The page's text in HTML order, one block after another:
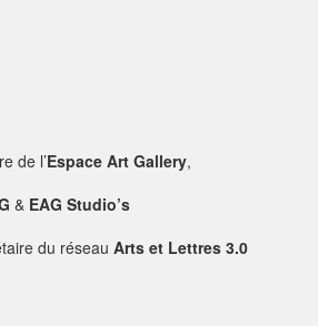
de l’Espace Art Gallery,
& EAG Studio’s
du réseau Arts et Lettres 3.0